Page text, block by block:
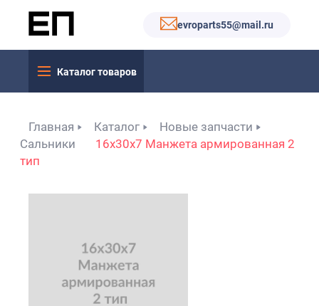
evroparts55@mail.ru
Каталог товаров
Главная Каталог
Новые запчасти
Сальники
16x30x7 Манжета армированная 2
тип